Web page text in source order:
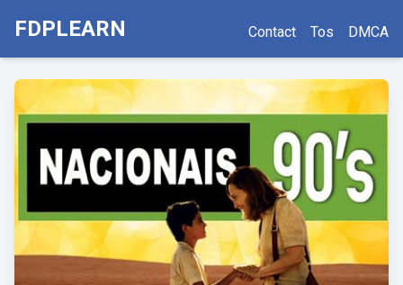
FDPLEARN Contact Tos DMCA